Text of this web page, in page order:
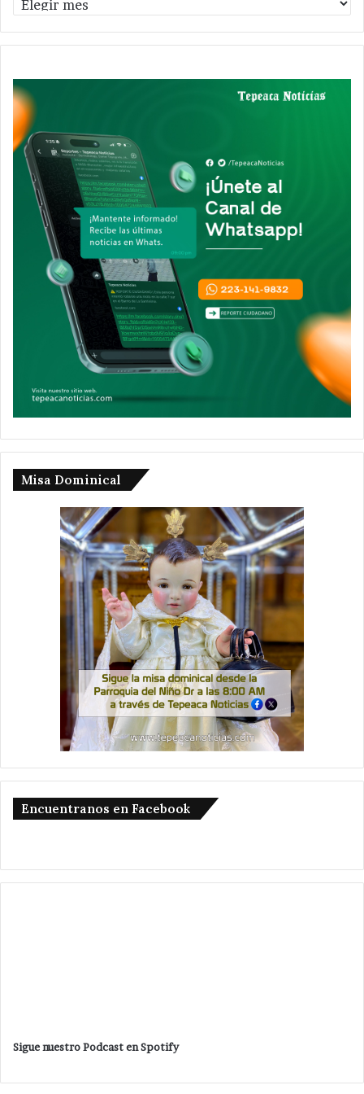
Misa Dominical
Encuentranos en Facebook
Sigue nuestro Podcast en Spotify